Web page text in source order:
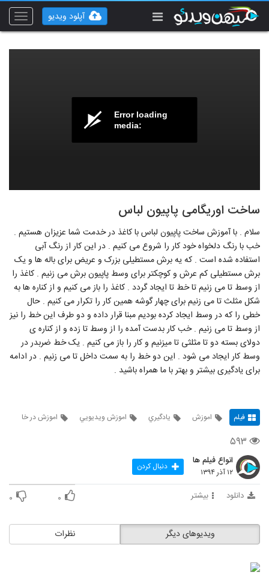
Toggle
آپلود ویدیو
Error loading
media:
ساخت اوریگامی پاپیون لباس
سلام . با آموزش ساخت پاپیون لباس با کاغذ در خدمت شما عزیزان هستیم .
خب با رنگ دلخواه خود کار را شروع می کنیم . در این کار از رنگ آبی
استفاده شده است . که یه برش مستطیلی بزرک و عریض برای باله ها و یک
برش مستطیلی کم عرش و کوچکتر برای وسط پاپیون برش می زنیم . کاغذ را
از وسط تا می زنیم تا خط تا ایجاد گردد . کاغذ را باز می کنیم و از کناره ها به
شکل مثلث تا می زنیم برای چهار گوشه همین کار را تکرار می کنیم . حال
خطی را که در وسط ایجاد کرده بودیم مبنا قرار داده و دو طرف این خط را نیز
از وسط تا می زنیم . خب کار بدست آمده را از وسط تا زده و از کناره ی
دولای بسته دو تا مثلثی تا میزنیم و کار را باز می کنیم . یک خط ضربدر در
وسط کار ایجاد می شود . این دو خط را به سمت داخل تا می زنیم . در ادامه
برای یادگیری بیشتر و بهتر با ما همراه باشید .
فیلم اموزش يادگيري اموزش ويديويي اموزش در خا
۵۹۳
انواع فیلم ها
۱۲ آذر ۱۳۹۴ دنبال کردن
دانلود بیشتر ۰ ۰
نظرات ویدیوهای دیگر